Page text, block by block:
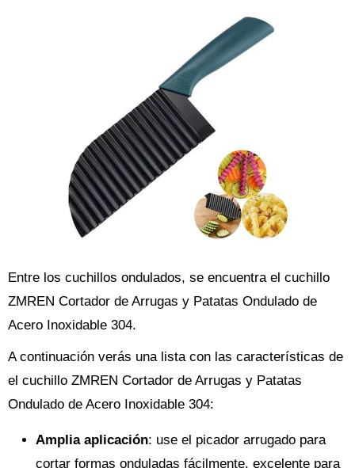
Entre los cuchillos ondulados, se encuentra el cuchillo
ZMREN Cortador de Arrugas y Patatas Ondulado de
Acero Inoxidable 304.
A continuación verás una lista con las características de
el cuchillo ZMREN Cortador de Arrugas y Patatas
Ondulado de Acero Inoxidable 304:
Amplia aplicación: use el picador arrugado para
cortar formas onduladas fácilmente, excelente para